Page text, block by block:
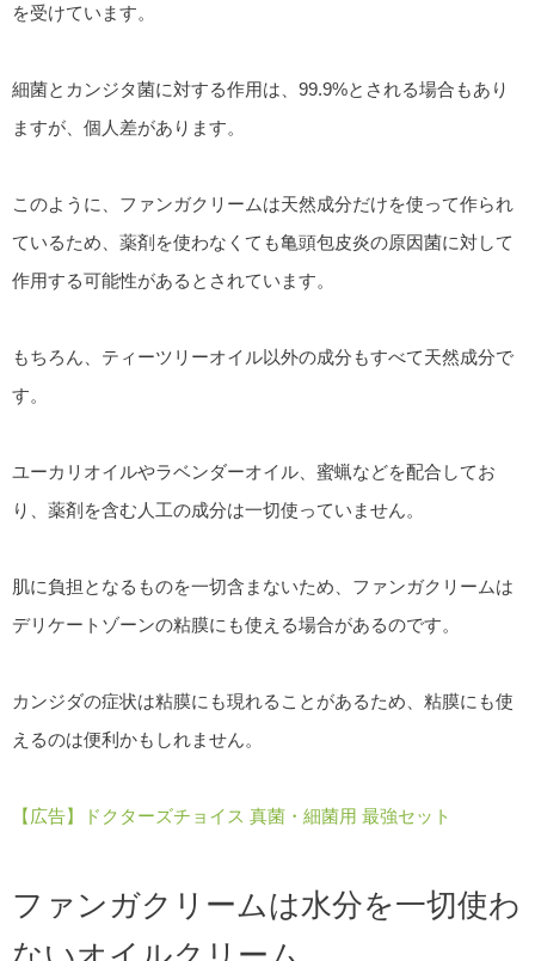
を受けています。
細菌とカンジタ菌に対する作用は、99.9%とされる場合もあり
ますが、個人差があります。
このように、ファンガクリームは天然成分だけを使って作られ
ているため、薬剤を使わなくても亀頭包皮炎の原因菌に対して
作用する可能性があるとされています。
もちろん、ティーツリーオイル以外の成分もすべて天然成分で
す。
ユーカリオイルやラベンダーオイル、蜜蝋などを配合してお
り、薬剤を含む人工の成分は一切使っていません。
肌に負担となるものを一切含まないため、ファンガクリームは
デリケートゾーンの粘膜にも使える場合があるのです。
カンジダの症状は粘膜にも現れることがあるため、粘膜にも使
えるのは便利かもしれません。
【広告】ドクターズチョイス 真菌・細菌用 最強セット
ファンガクリームは水分を一切使わ